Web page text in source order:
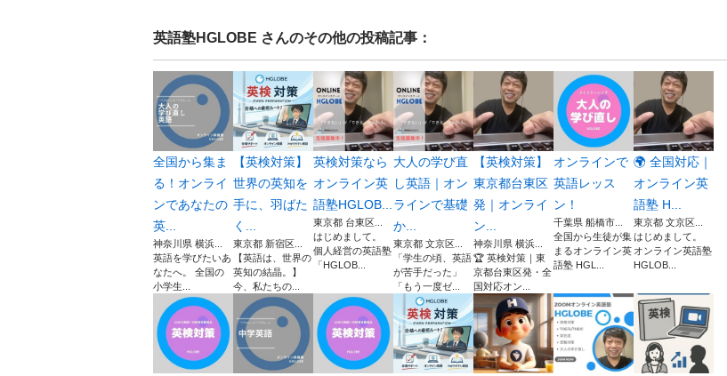
英語塾HGLOBE さんのその他の投稿記事：
全国から集ま
る！オンライ
ンであなたの
英...
神奈川県 横浜...
英語を学びたいあ
なたへ。 全国の
小学生...
【英検対策】
世界の英知を
手に、羽ばた
く...
東京都 新宿区...
【英語は、世界の
英知の結晶。】
今、私たちの...
英検対策なら
オンライン英
語塾HGLOB...
東京都 台東区...
はじめまして。
個人経営の英語塾
「HGLOB...
大人の学び直
し英語｜オン
ラインで基礎
か...
東京都 文京区...
「学生の頃、英語
が苦手だった」
「もう一度ゼ...
【英検対策】
東京都台東区
発｜オンライ
ン...
神奈川県 横浜...
🏆 英検対策｜東
京都台東区発・全
国対応オン...
オンラインで
英語レッス
ン！
千葉県 船橋市...
全国から生徒が集
まるオンライン英
語塾 HGL...
🌍 全国対応｜
オンライン英
語塾 H...
東京都 文京区...
はじめまして。
オンライン英語塾
HGLOB...